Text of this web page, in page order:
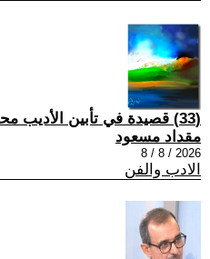
(33) قصيدة في تأبين الأديب محمد عبد حسن
مقداد مسعود
2026 / 8 / 8
الادب والفن